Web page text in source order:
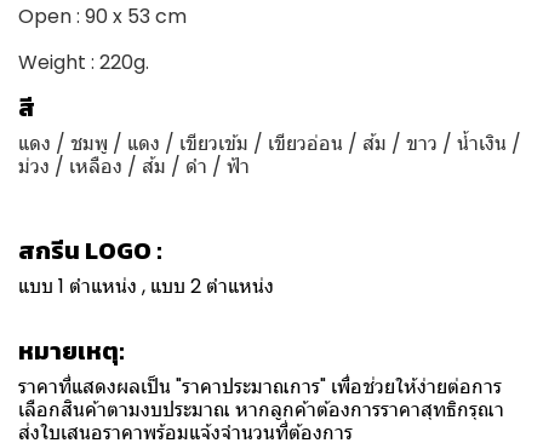
Open : 90 x 53 cm
Weight : 220g.
สี
แดง / ชมพู / แดง / เขียวเข้ม / เขียวอ่อน / ส้ม / ขาว / น้ำเงิน /
ม่วง / เหลือง / ส้ม / ดำ / ฟ้า
สกรีน LOGO :
แบบ 1 ตำแหน่ง , แบบ 2 ตำแหน่ง
หมายเหตุ:
ราคาที่แสดงผลเป็น "ราคาประมาณการ" เพื่อช่วยให้ง่ายต่อการ
เลือกสินค้าตามงบประมาณ หากลูกค้าต้องการราคาสุทธิกรุณา
ส่งใบเสนอราคาพร้อมแจ้งจำนวนที่ต้องการ